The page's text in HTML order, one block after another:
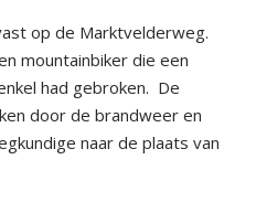
op de Marktvelderweg.
mountainbiker die een
had gebroken. De
door de brandweer en
naar de plaats van